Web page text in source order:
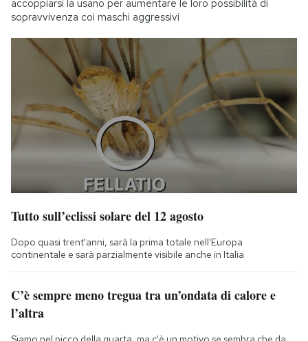
accoppiarsi la usano per aumentare le loro possibilità di
sopravvivenza coi maschi aggressivi
Tutto sull’eclissi solare del 12 agosto
Dopo quasi trent'anni, sarà la prima totale nell'Europa
continentale e sarà parzialmente visibile anche in Italia
C’è sempre meno tregua tra un’ondata di calore e
l’altra